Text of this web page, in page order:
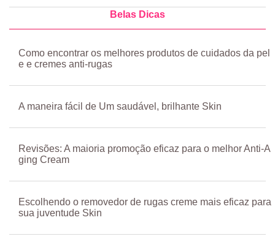
Belas Dicas
Como encontrar os melhores produtos de cuidados da pel
e e cremes anti-rugas
A maneira fácil de Um saudável, brilhante Skin
Revisões: A maioria promoção eficaz para o melhor Anti-A
ging Cream
Escolhendo o removedor de rugas creme mais eficaz para
sua juventude Skin